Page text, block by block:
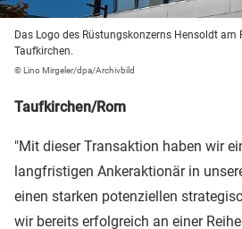
Das Logo des Rüstungskonzerns Hensoldt am
Taufkirchen.
© Lino Mirgeler/dpa/Archivbild
Taufkirchen/Rom
"Mit dieser Transaktion haben wir
langfristigen Ankeraktionär in
einen starken potenziellen
wir bereits erfolgreich an einer